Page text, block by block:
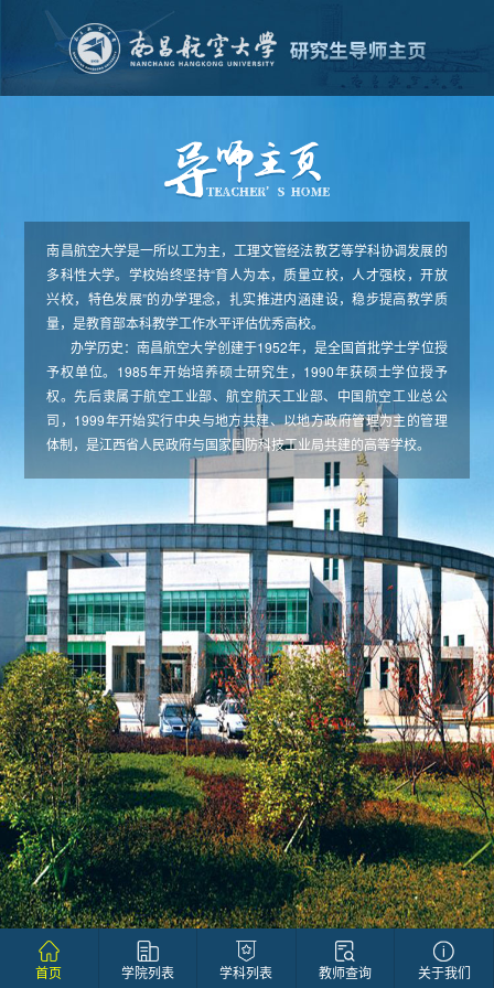
南昌航空大学是一所以工为主，工理文管经法教艺等学科协调发展的
多科性大学。学校始终坚持“育人为本，质量立校，人才强校，开放
兴校，特色发展”的办学理念，扎实推进内涵建设，稳步提高教学质
量，是教育部本科教学工作水平评估优秀高校。
办学历史：南昌航空大学创建于1952年，是全国首批学士学位授
予权单位。1985年开始培养硕士研究生，1990年获硕士学位授予
权。先后隶属于航空工业部、航空航天工业部、中国航空工业总公
司，1999年开始实行中央与地方共建、以地方政府管理为主的管理
体制，是江西省人民政府与国家国防科技工业局共建的高等学校。
首页 学院列表 学科列表 教师查询 关于我们